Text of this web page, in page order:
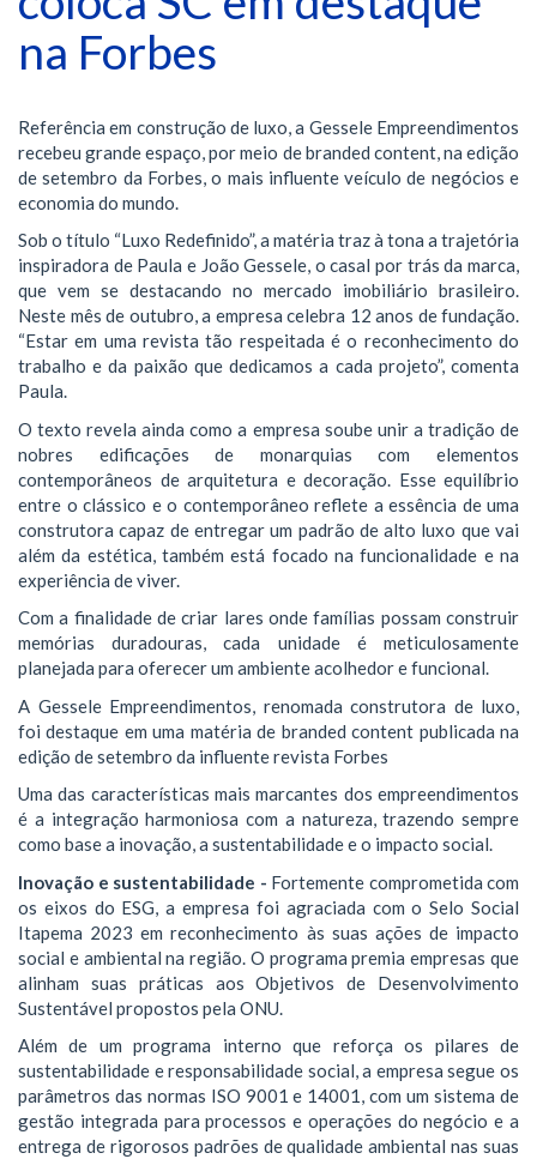
na Forbes
Referência em construção de luxo, a Gessele Empreendimentos
recebeu grande espaço, por meio de branded content, na edição
de setembro da Forbes, o mais influente veículo de negócios e
economia do mundo.
Sob o título “Luxo Redefinido”, a matéria traz à tona a trajetória
inspiradora de Paula e João Gessele, o casal por trás da marca,
que vem se destacando no mercado imobiliário brasileiro.
Neste mês de outubro, a empresa celebra 12 anos de fundação.
“Estar em uma revista tão respeitada é o reconhecimento do
trabalho e da paixão que dedicamos a cada projeto”, comenta
Paula.
O texto revela ainda como a empresa soube unir a tradição de
nobres edificações de monarquias com elementos
contemporâneos de arquitetura e decoração. Esse equilíbrio
entre o clássico e o contemporâneo reflete a essência de uma
construtora capaz de entregar um padrão de alto luxo que vai
além da estética, também está focado na funcionalidade e na
experiência de viver.
Com a finalidade de criar lares onde famílias possam construir
memórias duradouras, cada unidade é meticulosamente
planejada para oferecer um ambiente acolhedor e funcional.
A Gessele Empreendimentos, renomada construtora de luxo,
foi destaque em uma matéria de branded content publicada na
edição de setembro da influente revista Forbes
Uma das características mais marcantes dos empreendimentos
é a integração harmoniosa com a natureza, trazendo sempre
como base a inovação, a sustentabilidade e o impacto social.
Inovação e sustentabilidade - Fortemente comprometida com
os eixos do ESG, a empresa foi agraciada com o Selo Social
Itapema 2023 em reconhecimento às suas ações de impacto
social e ambiental na região. O programa premia empresas que
alinham suas práticas aos Objetivos de Desenvolvimento
Sustentável propostos pela ONU.
Além de um programa interno que reforça os pilares de
sustentabilidade e responsabilidade social, a empresa segue os
parâmetros das normas ISO 9001 e 14001, com um sistema de
gestão integrada para processos e operações do negócio e a
entrega de rigorosos padrões de qualidade ambiental nas suas